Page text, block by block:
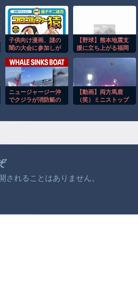
子供向け漫画、謎の
闇の大会に参加しが
【野球】熊本地震支
援に立ち上がる福岡
ス - 球団と選手会が
ニュージャージー沖
でクジラが消防艇の
【動画】両方馬鹿
（笑）ミニストップ
∇`）
されることはありません。